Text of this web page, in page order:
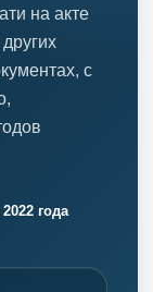
на акте
с
года